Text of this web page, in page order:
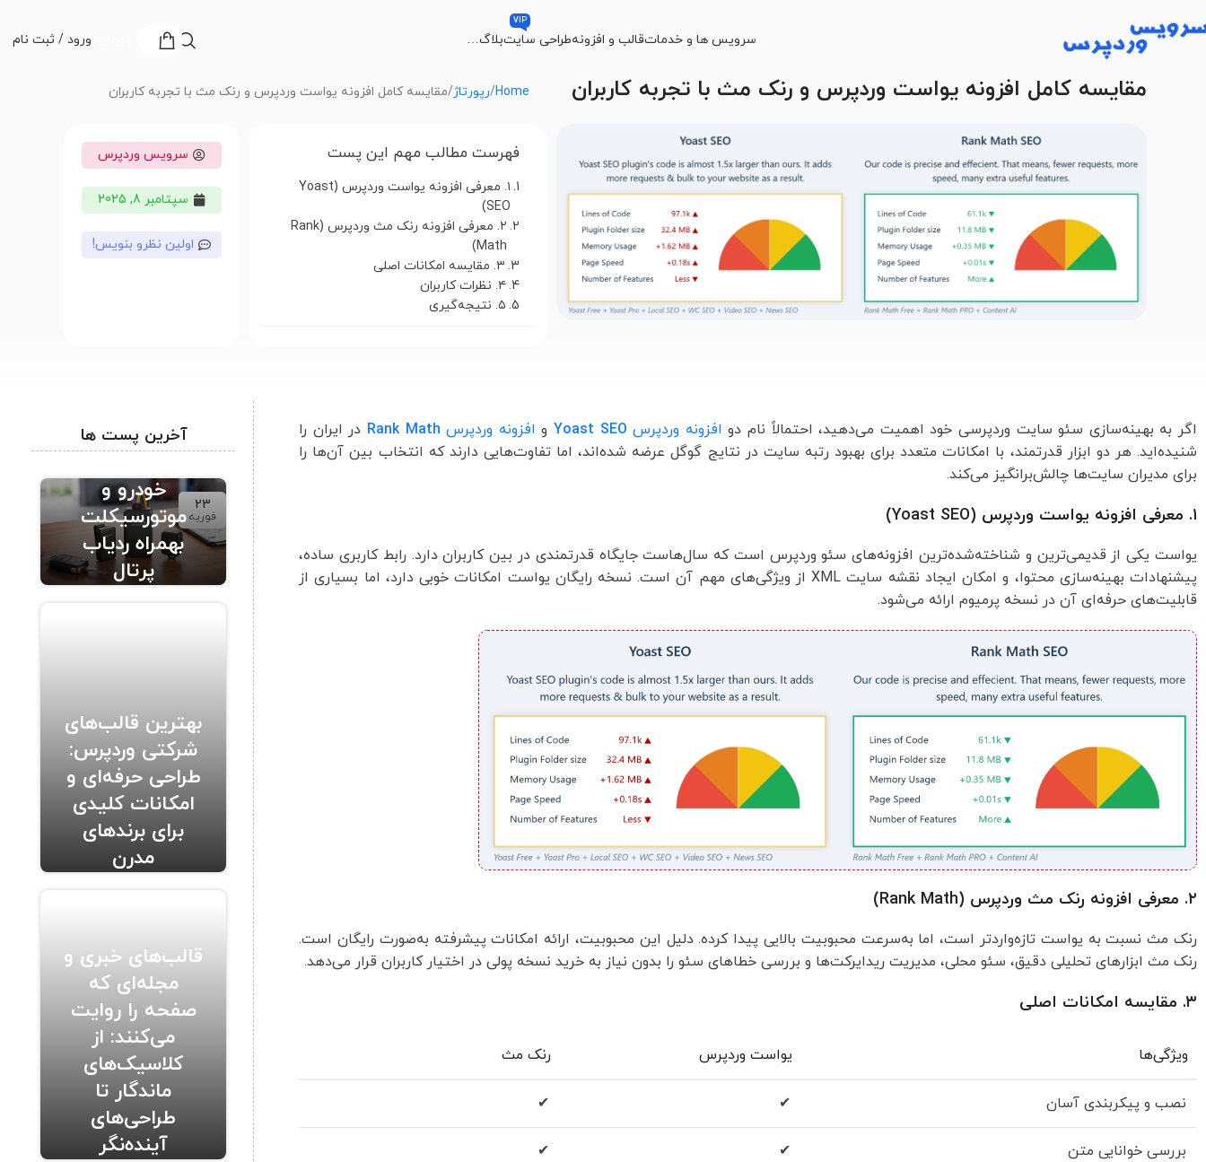
سرویس ها و خدماتقالب و افزونهطراحی سایت
VIP
بلاگ… ورود / ثبت نام
مقایسه کامل افزونه یواست وردپرس و رنک مث با تجربه کاربران Home رپورتاژ مقایسه کامل افزونه یواست وردپرس و رنک مث با تجربه کاربران
فهرست مطالب مهم این پست
۱. معرفی افزونه یواست وردپرس (Yoast
SEO)
۲. معرفی افزونه رنک مث وردپرس (Rank
Math)
۳. مقایسه امکانات اصلی
۴. نظرات کاربران
۵. نتیجه‌گیری
سرویس وردپرس
سپتامبر 8, 2025
اولین نظرو بنویس!
اگر به بهینه‌سازی سئو سایت وردپرسی خود اهمیت می‌دهید، احتمالاً نام دو افزونه وردپرس Yoast SEOو افزونه وردپرس Rank Math در ایران را
شنیده‌اید. هر دو ابزار قدرتمند، با امکانات متعدد برای بهبود رتبه سایت در نتایج گوگل عرضه شده‌اند، اما تفاوت‌هایی دارند که انتخاب بین آن‌ها را
برای مدیران سایت‌ها چالش‌برانگیز می‌کند.
۱. معرفی افزونه یواست وردپرس (Yoast SEO)
یواست یکی از قدیمی‌ترین و شناخته‌شده‌ترین افزونه‌های سئو وردپرس است که سال‌هاست جایگاه قدرتمندی در بین کاربران دارد. رابط کاربری ساده،
پیشنهادات بهینه‌سازی محتوا، و امکان ایجاد نقشه سایت XML از ویژگی‌های مهم آن است. نسخه رایگان یواست امکانات خوبی دارد، اما بسیاری از
قابلیت‌های حرفه‌ای آن در نسخه پرمیوم ارائه می‌شود.
۲. معرفی افزونه رنک مث وردپرس (Rank Math)
رنک مث نسبت به یواست تازه‌واردتر است، اما به‌سرعت محبوبیت بالایی پیدا کرده. دلیل این محبوبیت، ارائه امکانات پیشرفته به‌صورت رایگان است.
رنک مث ابزارهای تحلیلی دقیق، سئو محلی، مدیریت ریدایرکت‌ها و بررسی خطاهای سئو را بدون نیاز به خرید نسخه پولی در اختیار کاربران قرار می‌دهد.
۳. مقایسه امکانات اصلی
ویژگی‌ها یواست وردپرس رنک مث
نصب و پیکربندی آسان ✔
✔
بررسی خوانایی متن ✔
✔
آخرین پست ها
23
فوریه
خودرو و
موتورسیکلت
بهمراه ردیاب
پرتال
بهترین قالب‌های
شرکتی وردپرس:
طراحی حرفه‌ای و
امکانات کلیدی
برای برندهای
مدرن
قالب‌های خبری و
مجله‌ای که
صفحه را روایت
می‌کنند: از
کلاسیک‌های
ماندگار تا
طراحی‌های
آینده‌نگر